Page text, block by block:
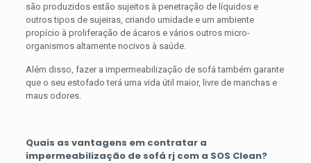
são produzidos estão sujeitos à penetração de líquidos e
outros tipos de sujeiras, criando umidade e um ambiente
propício à proliferação de ácaros e vários outros micro-
organismos altamente nocivos à saúde.
Além disso, fazer a impermeabilização de sofá também garante
que o seu estofado terá uma vida útil maior, livre de manchas e
maus odores.
Quais as vantagens em contratar a
impermeabilização de sofá rj com a SOS Clean?